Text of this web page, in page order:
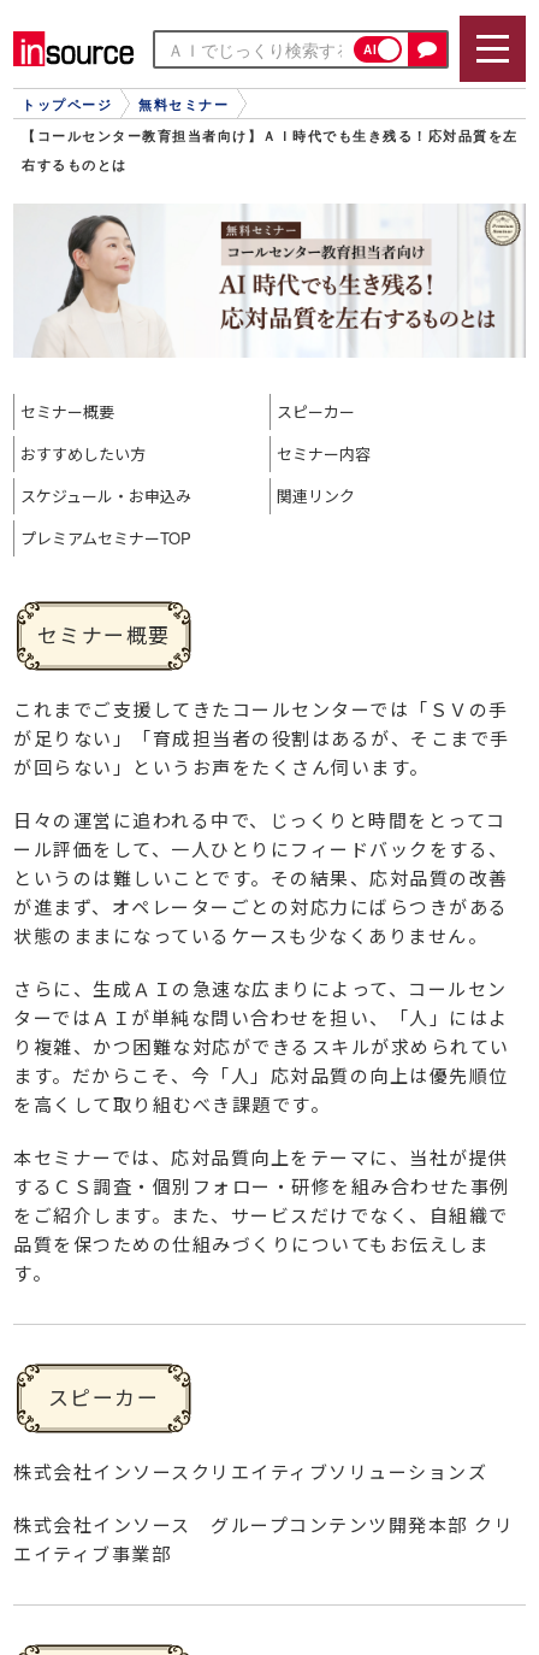
AI
トップページ 無料セミナー
【コールセンター教育担当者向け】ＡＩ時代でも生き残る！応対品質を左
右するものとは
セミナー概要
スピーカー
おすすめ したい方
セミナー内容
スケジュール・ お申込み
関連リンク
プレミアムセミナーTOP
セミナー概要
これまでご支援してきたコールセンターでは「ＳＶの手
が足りない」「育成担当者の役割はあるが、そこまで手
が回らない」というお声をたくさん伺います。
日々の運営に追われる中で、じっくりと時間をとってコ
ール評価をして、一人ひとりにフィードバックをする、
というのは難しいことです。その結果、応対品質の改善
が進まず、オペレーターごとの対応力にばらつきがある
状態のままになっているケースも少なくありません。
さらに、生成ＡＩの急速な広まりによって、コールセン
ターではＡＩが単純な問い合わせを担い、「人」にはよ
り複雑、かつ困難な対応ができるスキルが求められてい
ます。だからこそ、今「人」応対品質の向上は優先順位
を高くして取り組むべき課題です。
本セミナーでは、応対品質向上をテーマに、当社が提供
するＣＳ調査・個別フォロー・研修を組み合わせた事例
をご紹介します。また、サービスだけでなく、自組織で
品質を保つための仕組みづくりについてもお伝えしま
す。
スピーカー
株式会社インソースクリエイティブソリューションズ
株式会社インソース グループコンテンツ開発本部 クリ
エイティブ事業部